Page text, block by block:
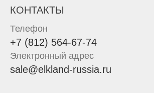
КОНТАКТЫ
Телефон
+7 (812) 564-67-74
Электронный адрес
sale@elkland-russia.ru